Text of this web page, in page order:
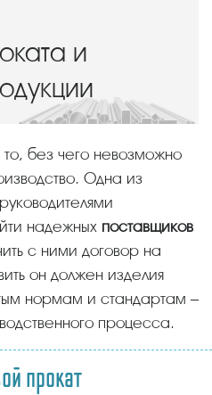
и
то, без чего невозможно
Одна из
надежных поставщиков
с ними договор на
он должен изделия
нормам и стандартам –
процесса.
прокат